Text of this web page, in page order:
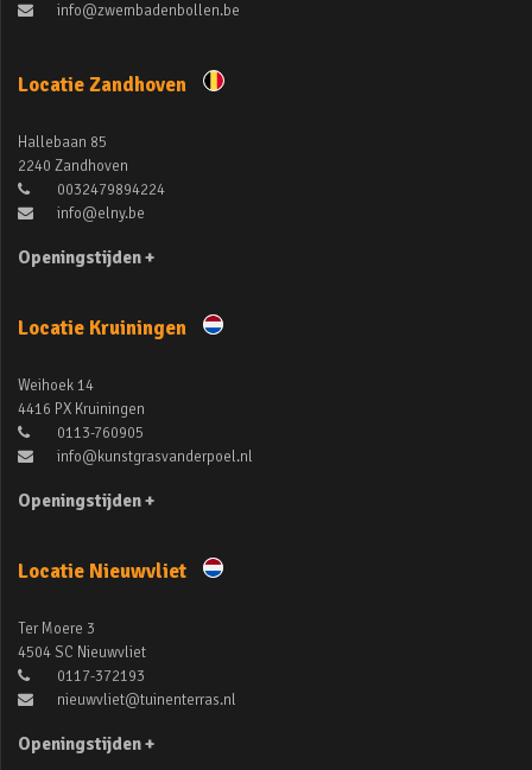
info@zwembadenbollen.be
Locatie Zandhoven
Hallebaan 85
2240 Zandhoven
0032479894224
info@elny.be
Openingstijden +
Locatie Kruiningen
Weihoek 14
4416 PX Kruiningen
0113-760905
info@kunstgrasvanderpoel.nl
Openingstijden +
Locatie Nieuwvliet
Ter Moere 3
4504 SC Nieuwvliet
0117-372193
nieuwvliet@tuinenterras.nl
Openingstijden +